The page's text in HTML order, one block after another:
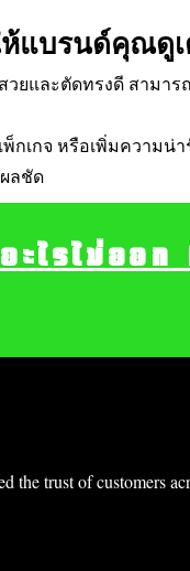
ห้แบรนด์คุณดู
วยและตัดทรงดี สามา
เกจ หรือเพิ่มความน่
ลชัด
the trust of customers
ะไรไม่ออ